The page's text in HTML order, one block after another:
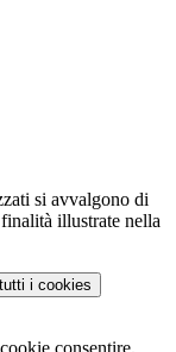
si avvalgono di
illustrate nella
i cookies